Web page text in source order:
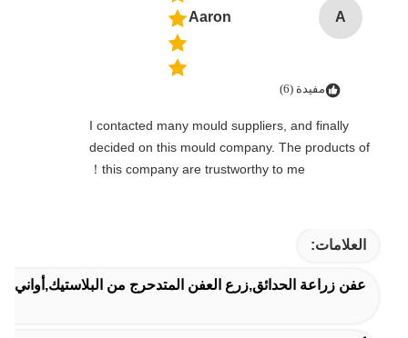
A
Aaron
مفيدة (6)
I contacted many mould suppliers, and finally
decided on this mould company. The products of
this company are trustworthy to me！
العلامات:
عفن زراعة الحدائق,زرع العفن المتدحرج من البلاستيك,أواني